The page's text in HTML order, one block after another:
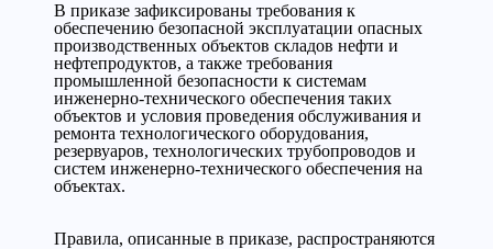
В приказе зафиксированы требования к
обеспечению безопасной эксплуатации опасных
производственных объектов складов нефти и
нефтепродуктов, а также требования
промышленной безопасности к системам
инженерно-технического обеспечения таких
объектов и условия проведения обслуживания и
ремонта технологического оборудования,
резервуаров, технологических трубопроводов и
систем инженерно-технического обеспечения на
объектах.
Правила, описанные в приказе, распространяются